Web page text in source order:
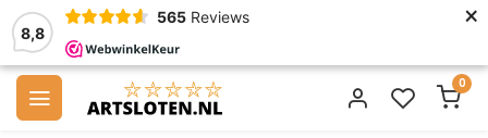
8,8
565 Reviews ×
0